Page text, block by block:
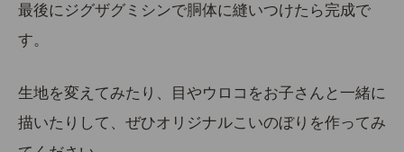
最後にジグザグミシンで胴体に縫いつけたら完成で
す。
生地を変えてみたり、目やウロコをお子さんと一緒に
描いたりして、ぜひオリジナルこいのぼりを作ってみ